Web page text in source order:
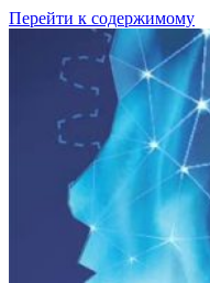
Перейти к содержимому